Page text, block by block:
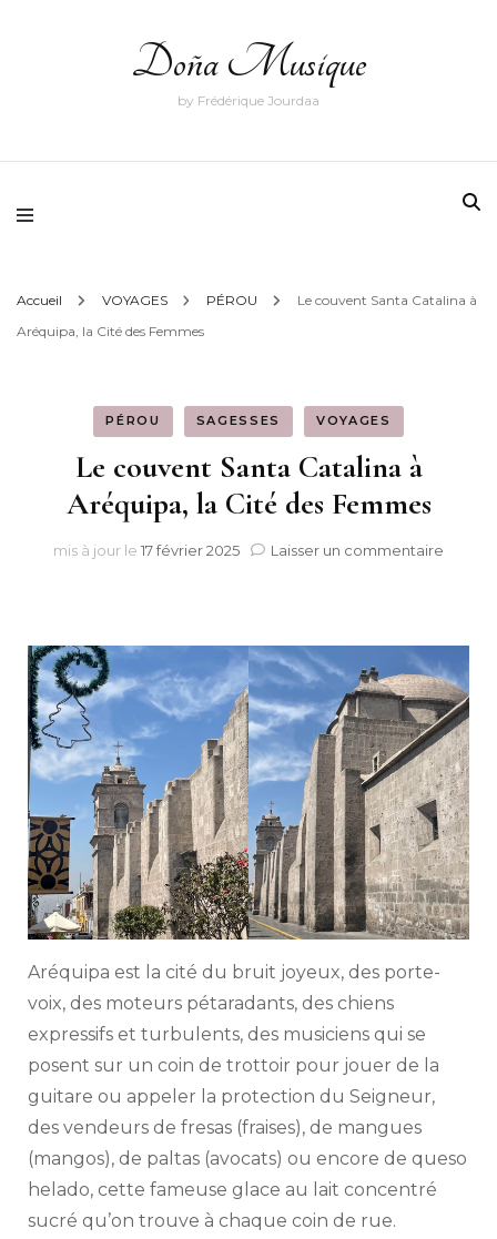
Doña Musique
by Frédérique Jourdaa
Accueil VOYAGES PÉROU
Le couvent Santa Catalina à
Aréquipa, la Cité des Femmes
PÉROU SAGESSES VOYAGES
Le couvent Santa Catalina à
Aréquipa, la Cité des Femmes
mis à jour le 17 février 2025 Laisser un commentaire
la
Cité
des
Aréquipa est la cité du bruit joyeux, des porte-
voix, des moteurs pétaradants, des chiens
expressifs et turbulents, des musiciens qui se
posent sur un coin de trottoir pour jouer de la
guitare ou appeler la protection du Seigneur,
des vendeurs de fresas (fraises), de mangues
(mangos), de paltas (avocats) ou encore de queso
helado, cette fameuse glace au lait concentré
sucré qu’on trouve à chaque coin de rue.